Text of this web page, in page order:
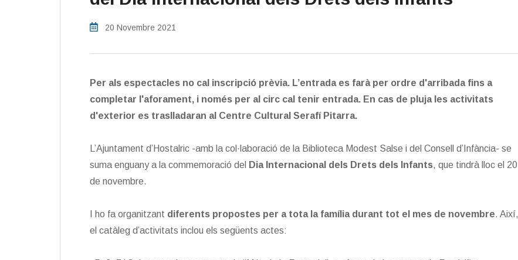
20 Novembre 2021
Per als espectacles no cal inscripció prèvia. L’entrada es farà per ordre d'arribada fins a
completar l'aforament, i només per al circ cal tenir entrada. En cas de pluja les activitats
d'exterior es traslladaran al Centre Cultural Serafí Pitarra.
L’Ajuntament d’Hostalric -amb la col·laboració de la Biblioteca Modest Salse i del Consell d’Infància- se
suma enguany a la commemoració del
Dia Internacional dels Drets dels Infants, que tindrà lloc el 20
de novembre.
I ho fa organitzant diferents propostes per a tota la família durant tot el mes de novembre. Així,
el catàleg d’activitats inclou els següents actes: